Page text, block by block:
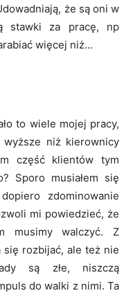
że są oni w
stawki za pracę, np
więcej niż…
to wiele mojej pracy,
wyższe niż kierownicy
część klientów tym
Sporo musiałem się
zdominowanie
mi powiedzieć, że
musimy walczyć. Z
się rozbijać, ale też nie
są złe, niszczą
do walki z nimi. Ta